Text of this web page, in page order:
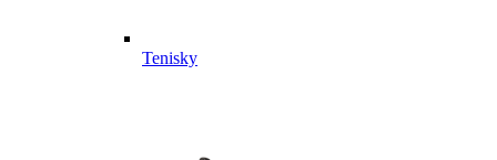
Tenisky